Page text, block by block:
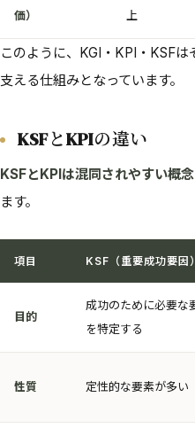
価）
上
このように、KGI・KPI・KSF
支える仕組みとなっています。
KSFとKPIの違い
KSFとKPIは混同されやすい概念
ます。
項目 KSF（重要成功要因）
目的
成功のために必要な
を特定する
性質 定性的な要素が多い